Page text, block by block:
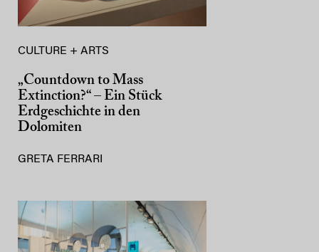
CULTURE + ARTS
„Countdown to Mass
Extinction?“ – Ein Stück
Erdgeschichte in den
Dolomiten
GRETA FERRARI